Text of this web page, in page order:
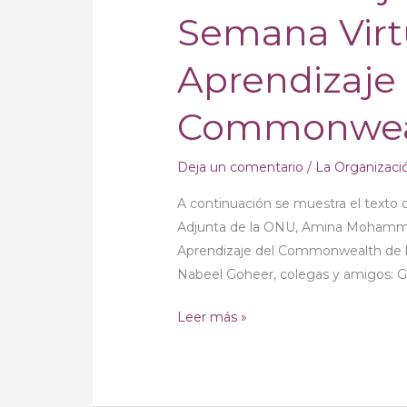
Semana
Aprendizaje
Deja un comentario / La
A continuación se muestra el texto
Adjunta de la ONU, Amina
Aprendizaje del Commonwealth de
Nabeel Goheer, colegas y amigos:
el
regreso
la
educación
después
de
pandemia,
según
el
Secretario
Adjunto
Leer más »